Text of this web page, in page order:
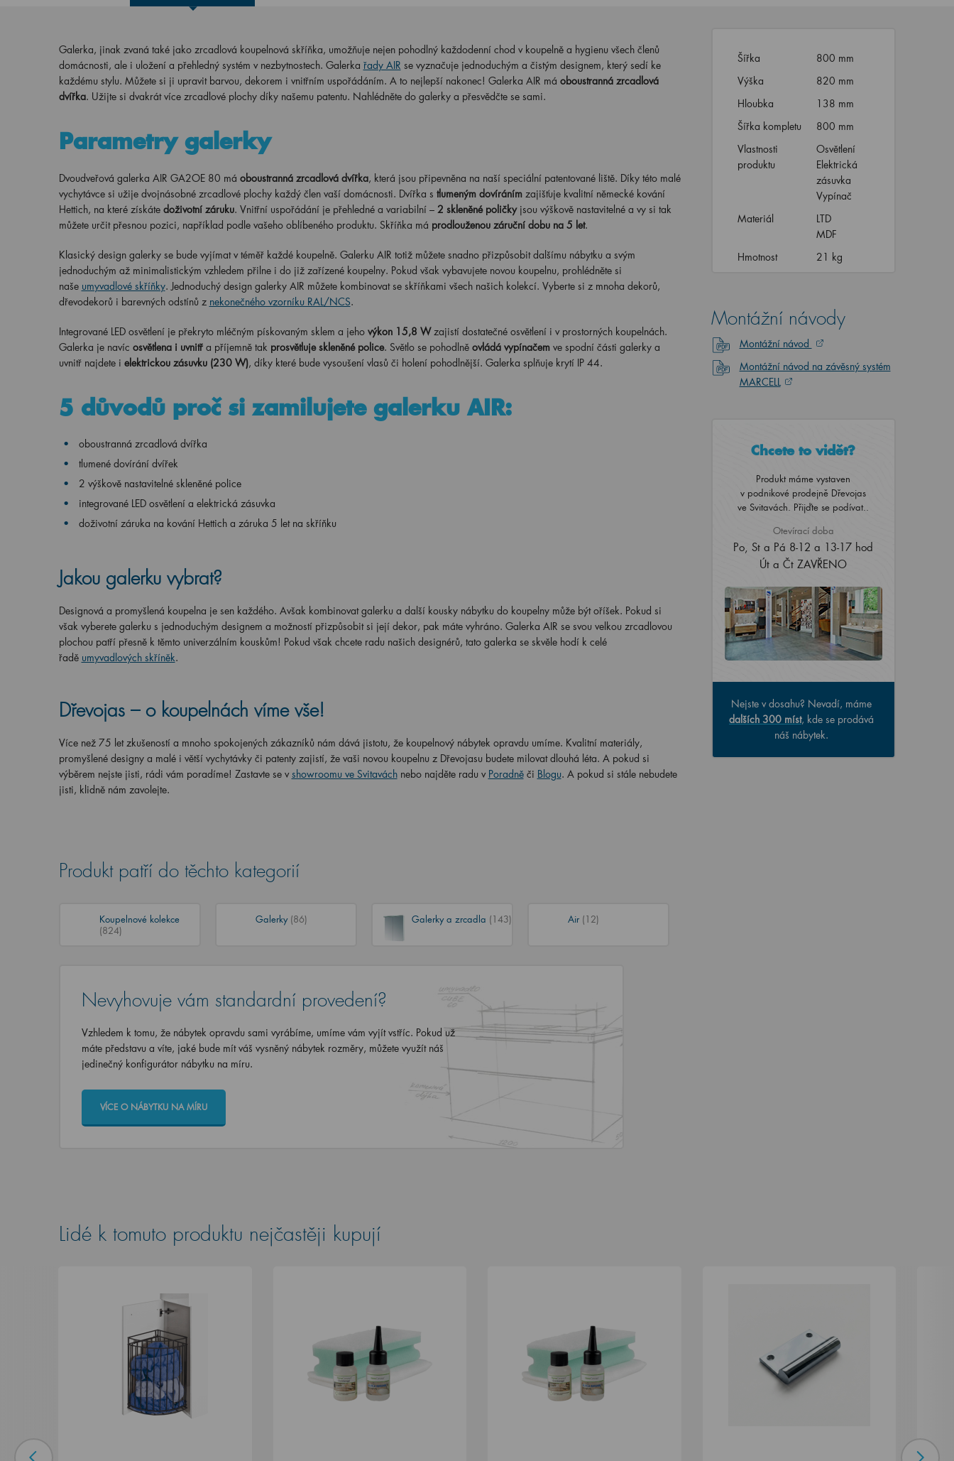
Galerka, jinak zvaná také jako zrcadlová koupelnová skříňka, umožňuje nejen pohodlný každodenní chod v koupelně a hygienu všech členů
domácnosti, ale i uložení a přehledný systém v nezbytnostech. Galerka řady AIR se vyznačuje jednoduchým a čistým designem, který sedí ke
každému stylu. Můžete si ji upravit barvou, dekorem i vnitřním uspořádáním. A to nejlepší nakonec! Galerka AIR má oboustranná zrcadlová
dvířka. Užijte si dvakrát více zrcadlové plochy díky našemu patentu. Nahlédněte do galerky a přesvědčte se sami.
Parametry galerky
Dvoudveřová galerka AIR GA2OE 80 má oboustranná zrcadlová dvířka, která jsou připevněna na naší speciální patentované liště. Díky této malé
vychytávce si užije dvojnásobné zrcadlové plochy každý člen vaší domácnosti. Dvířka s tlumeným dovíráním zajišťuje kvalitní německé kování
Hettich, na které získáte doživotní záruku. Vnitřní uspořádání je přehledné a variabilní – 2 skleněné poličky jsou výškově nastavitelné a vy si tak
můžete určit přesnou pozici, například podle vašeho oblíbeného produktu. Skříňka má prodlouženou záruční dobu na 5 let.
Klasický design galerky se bude vyjímat v téměř každé koupelně. Galerku AIR totiž můžete snadno přizpůsobit dalšímu nábytku a svým
jednoduchým až minimalistickým vzhledem přilne i do již zařízené koupelny. Pokud však vybavujete novou koupelnu, prohlédněte si
naše umyvadlové skříňky. Jednoduchý design galerky AIR můžete kombinovat se skříňkami všech našich kolekcí. Vyberte si z mnoha dekorů,
dřevodekorů i barevných odstínů z nekonečného vzorníku RAL/NCS.
Integrované LED osvětlení je překryto mléčným pískovaným sklem a jeho výkon 15,8 W zajistí dostatečné osvětlení i v prostorných koupelnách.
Galerka je navíc osvětlena i uvnitř a příjemně tak prosvětluje skleněné police. Světlo se pohodlně ovládá vypínačem ve spodní části galerky a
uvnitř najdete i elektrickou zásuvku (230 W), díky které bude vysoušení vlasů či holení pohodlnější. Galerka splňuje krytí IP 44.
5 důvodů proč si zamilujete galerku AIR:
oboustranná zrcadlová dvířka
tlumené dovírání dvířek
2 výškově nastavitelné skleněné police
integrované LED osvětlení a elektrická zásuvka
doživotní záruka na kování Hettich a záruka 5 let na skříňku
Jakou galerku vybrat?
Designová a promyšlená koupelna je sen každého. Avšak kombinovat galerku a další kousky nábytku do koupelny může být oříšek. Pokud si
však vyberete galerku s jednoduchým designem a možností přizpůsobit si její dekor, pak máte vyhráno. Galerka AIR se svou velkou zrcadlovou
plochou patří přesně k těmto univerzálním kouskům! Pokud však chcete radu našich designérů, tato galerka se skvěle hodí k celé
řadě umyvadlových skříněk.
Dřevojas – o koupelnách víme vše!
Více než 75 let zkušeností a mnoho spokojených zákazníků nám dává jistotu, že koupelnový nábytek opravdu umíme. Kvalitní materiály,
promyšlené designy a malé i větší vychytávky či patenty zajistí, že vaši novou koupelnu z Dřevojasu budete milovat dlouhá léta. A pokud si
výběrem nejste jisti, rádi vám poradíme! Zastavte se v showroomu ve Svitavách nebo najděte radu v Poradně či Blogu. A pokud si stále nebudete
jisti, klidně nám zavolejte.
Produkt patří do těchto kategorií
Koupelnové kolekce
(824)
Galerky (86) Galerky a zrcadla (143) Air (12)
Nevyhovuje vám standardní provedení?
Vzhledem k tomu, že nábytek opravdu sami vyrábíme, umíme vám vyjít vstříc. Pokud už
máte představu a víte, jaké bude mít váš vysněný nábytek rozměry, můžete využít náš
jedinečný konfigurátor nábytku na míru.
VÍCE O NÁBYTKU NA MÍRU
Šířka
800 mm
Výška
820 mm
Hloubka
138 mm
Šířka kompletu
800 mm
Vlastnosti
produktu
Osvětlení
Elektrická
zásuvka
Vypínač
Materiál
LTD
MDF
Hmotnost
21 kg
Montážní návody
Montážní návod
Montážní návod na závěsný systém
MARCELL
Chcete to vidět?
Produkt máme vystaven
v podnikové prodejně Dřevojas
ve Svitavách. Přijďte se podívat..
Otevírací doba
Po, St a Pá 8-12 a 13-17 hod
Út a Čt ZAVŘENO
Nejste v dosahu? Nevadí, máme
dalších 300 míst, kde se prodává
náš nábytek.
Lidé k tomuto produktu nejčastěji kupují